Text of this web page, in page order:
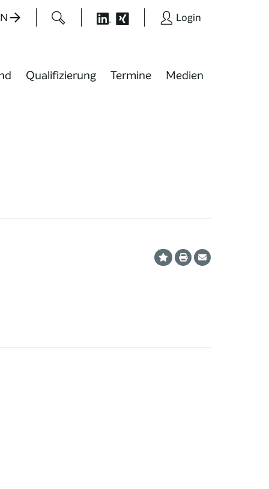
Login
Qualifizierung Termine Medien